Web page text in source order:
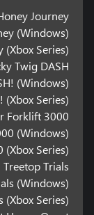
Journey
(Windows)
(Xbox Series)
Twig DASH!
(Windows)
(Xbox Series)
Forklift 3000
(Windows)
Series)
Treetop Trials
(Windows)
(Xbox Series)